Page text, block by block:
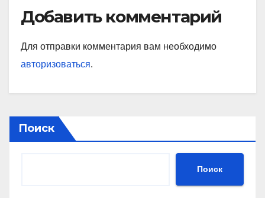
Добавить комментарий
Для отправки комментария вам необходимо
авторизоваться.
Поиск
Поиск